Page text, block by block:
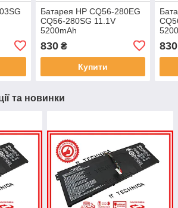
Батарея HP CQ56-280EG
CQ56-280SG 11.1V
5200mAh
830₴
Купити
830
та новинки